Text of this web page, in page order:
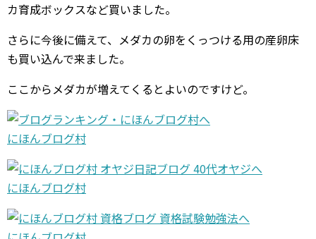
カ育成ボックスなど買いました。
さらに今後に備えて、メダカの卵をくっつける用の産卵床
も買い込んで来ました。
ここからメダカが増えてくるとよいのですけど。
にほんブログ村
にほんブログ村